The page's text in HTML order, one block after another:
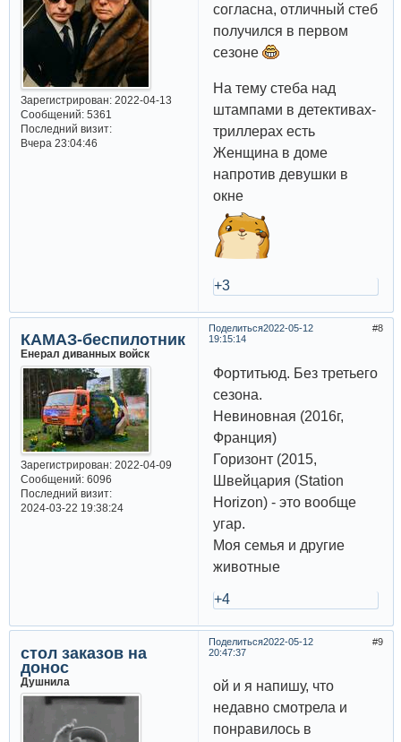
Зарегистрирован: 2022-04-13
Сообщений:5361
Последний визит:
Вчера 23:04:46
согласна, отличный стеб
получился в первом
сезоне
На тему стеба над
штампами в детективах-
триллерах есть
Женщина в доме
напротив девушки в
окне
+3
Поделиться 8
2022-05-12
19:15:14
КАМАЗ-беспилотник
Енерал диванных войск
Зарегистрирован: 2022-04-09
Сообщений:6096
Последний визит:
2024-03-22 19:38:24
Фортитьюд. Без третьего
сезона.
Невиновная (2016г,
Франция)
Горизонт (2015,
Швейцария (Station
Horizon) - это вообще
угар.
Моя семья и другие
животные
+4
Поделиться 9
2022-05-12
20:47:37
стол заказов на
донос
Душнила
ой и я напишу, что
недавно смотрела и
понравилось в